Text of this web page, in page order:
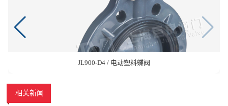
JL900-D4 / 电动塑料蝶阀
相关新闻